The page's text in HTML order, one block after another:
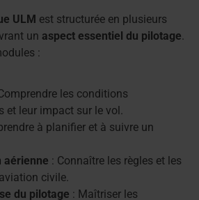
ULM est structurée en plusieurs
un aspect essentiel du pilotage.
:
les conditions
et leur impact sur le vol.
à planifier et à suivre un
aérienne : Connaître les règles et les
civile.
du pilotage : Maîtriser les